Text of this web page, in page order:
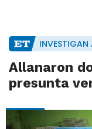
INVESTIGAN
Allanaron
presunta